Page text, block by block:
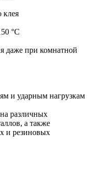
клея
°C
даже при комнатной
и ударным нагрузкам
различных
а также
и резиновых